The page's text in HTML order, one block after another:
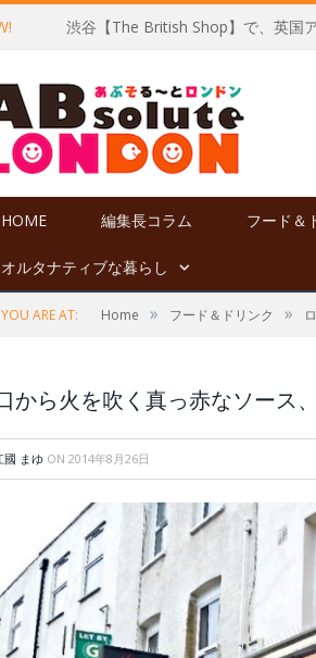
渋谷【The British Shop】で、英
HOME 編集長コラム フード＆
オルタナティブな暮らし
YOU ARE AT: Home » フード＆ドリンク »
から火を吹く真っ赤なソース
國 まゆ ON 2014年8月26日